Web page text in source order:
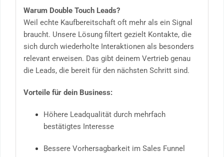
Warum Double Touch Leads?
Weil echte Kaufbereitschaft oft mehr als ein Signal
braucht. Unsere Lösung filtert gezielt Kontakte, die
sich durch wiederholte Interaktionen als besonders
relevant erweisen. Das gibt deinem Vertrieb genau
die Leads, die bereit für den nächsten Schritt sind.
Vorteile für dein Business:
Höhere Leadqualität durch mehrfach
bestätigtes Interesse
Bessere Vorhersagbarkeit im Sales Funnel